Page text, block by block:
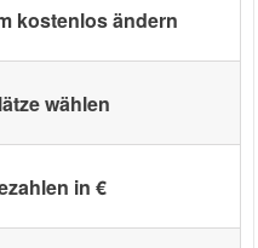
kostenlos ändern
wählen
in €